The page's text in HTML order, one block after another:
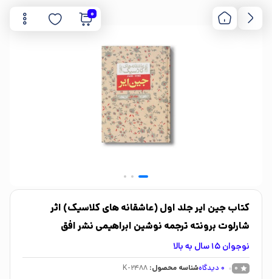
0
کتاب جین ایر جلد اول (عاشقانه های کلاسیک) اثر
شارلوت برونته ترجمه نوشین ابراهیمی نشر افق
نوجوان 15 سال به بالا
0
0 دیدگاهشناسه محصول: K-2488